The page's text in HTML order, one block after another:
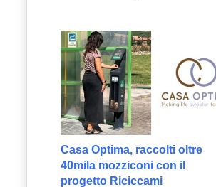
Casa Optima, raccolti oltre
40mila mozziconi con il
progetto Riciccami